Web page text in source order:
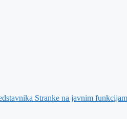
Stranke na javnim